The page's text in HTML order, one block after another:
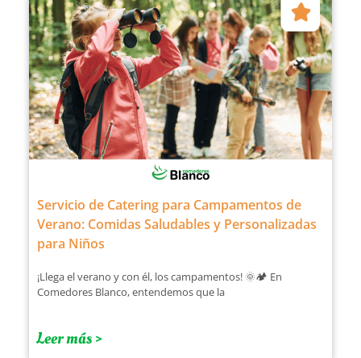
Servicio de Catering para Campamentos de
Verano: Comidas Saludables y Personalizadas
para Niños
¡Llega el verano y con él, los campamentos! 🌞🏕️ En
Comedores Blanco, entendemos que la
Leer más >